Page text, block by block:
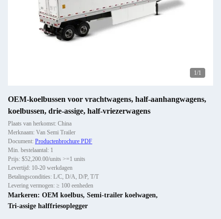
1/1
OEM-koelbussen voor vrachtwagens, half-aanhangwagens,
koelbussen, drie-assige, half-vriezerwagens
Plaats van herkomst: China
Merknaam: Van Semi Trailer
Document: Productenbrochure PDF
Min. bestelaantal: 1
Prijs: $52,200.00/units >=1 units
Levertijd: 10-20 werkdagen
Betalingscondities: L/C, D/A, D/P, T/T
Levering vermogen: ≥ 100 eenheden
Markeren: OEM koelbus, Semi-trailer koelwagen,
Tri-assige halffriesoplegger